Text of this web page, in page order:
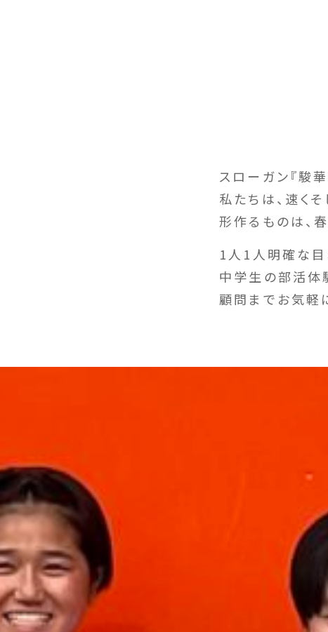
スローガン『駿
私たちは、速く
形作るものは、
1人1人明確な目
中学生の部活体
顧問までお気軽